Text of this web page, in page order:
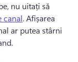
nu uitați să
canal. Afișarea
ar putea stârni